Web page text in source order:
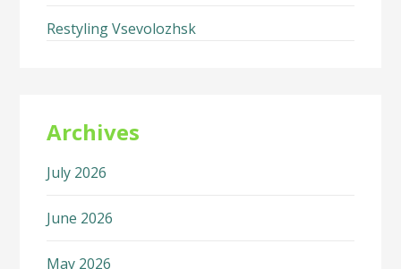
Restyling Vsevolozhsk
Archives
July 2026
June 2026
May 2026